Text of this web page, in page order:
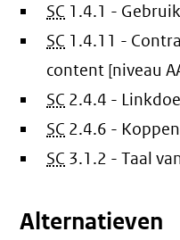
SC 1.4.1 -
SC 1.4.11 -
content [niveau
SC 2.4.4 -
SC 2.4.6 -
SC 3.1.2 - Taal
Alternatieven